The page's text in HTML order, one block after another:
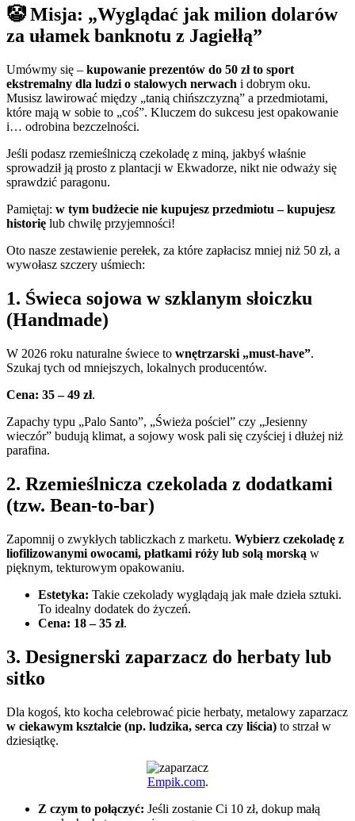
🤡 Misja: „Wyglądać jak milion dolarów
za ułamek banknotu z Jagiełłą”
Umówmy się – kupowanie prezentów do 50 zł to sport
ekstremalny dla ludzi o stalowych nerwach i dobrym oku.
Musisz lawirować między „tanią chińszczyzną” a przedmiotami,
które mają w sobie to „coś”. Kluczem do sukcesu jest opakowanie
i… odrobina bezczelności.
Jeśli podasz rzemieślniczą czekoladę z miną, jakbyś właśnie
sprowadził ją prosto z plantacji w Ekwadorze, nikt nie odważy się
sprawdzić paragonu.
Pamiętaj: w tym budżecie nie kupujesz przedmiotu – kupujesz
historię lub chwilę przyjemności!
Oto nasze zestawienie perełek, za które zapłacisz mniej niż 50 zł, a
wywołasz szczery uśmiech:
1. Świeca sojowa w szklanym słoiczku
(Handmade)
W 2026 roku naturalne świece to wnętrzarski „must-have”.
Szukaj tych od mniejszych, lokalnych producentów.
Cena: 35 – 49 zł.
Zapachy typu „Palo Santo”, „Świeża pościel” czy „Jesienny
wieczór” budują klimat, a sojowy wosk pali się czyściej i dłużej niż
parafina.
2. Rzemieślnicza czekolada z dodatkami
(tzw. Bean-to-bar)
Zapomnij o zwykłych tabliczkach z marketu. Wybierz czekoladę z
liofilizowanymi owocami, płatkami róży lub solą morską w
pięknym, tekturowym opakowaniu.
Estetyka: Takie czekolady wyglądają jak małe dzieła sztuki.
To idealny dodatek do życzeń.
Cena: 18 – 35 zł.
3. Designerski zaparzacz do herbaty lub
sitko
Dla kogoś, kto kocha celebrować picie herbaty, metalowy zaparzacz
w ciekawym kształcie (np. ludzika, serca czy liścia) to strzał w
dziesiątkę.
Empik.com.
Z czym to połączyć: Jeśli zostanie Ci 10 zł, dokup małą